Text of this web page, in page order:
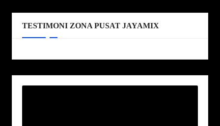
TESTIMONI ZONA PUSAT JAYAMIX